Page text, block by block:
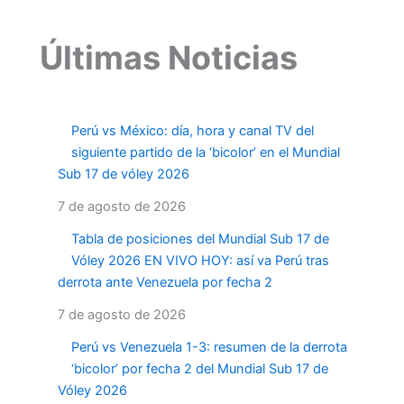
Últimas Noticias
Perú vs México: día, hora y canal TV del
siguiente partido de la ‘bicolor’ en el Mundial
Sub 17 de vóley 2026
7 de agosto de 2026
Tabla de posiciones del Mundial Sub 17 de
Vóley 2026 EN VIVO HOY: así va Perú tras
derrota ante Venezuela por fecha 2
7 de agosto de 2026
Perú vs Venezuela 1-3: resumen de la derrota
‘bicolor’ por fecha 2 del Mundial Sub 17 de
Vóley 2026